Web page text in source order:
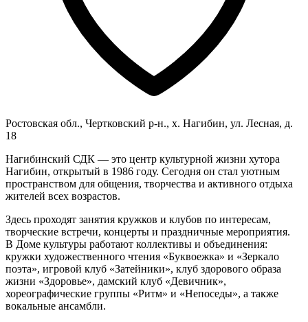
Ростовская обл., Чертковский р-н., х. Нагибин, ул. Лесная, д.
18
Нагибинский СДК — это центр культурной жизни хутора
Нагибин, открытый в 1986 году. Сегодня он стал уютным
пространством для общения, творчества и активного отдыха
жителей всех возрастов.
Здесь проходят занятия кружков и клубов по интересам,
творческие встречи, концерты и праздничные мероприятия.
В Доме культуры работают коллективы и объединения:
кружки художественного чтения «Буквоежка» и «Зеркало
поэта», игровой клуб «Затейники», клуб здорового образа
жизни «Здоровье», дамский клуб «Девичник»,
хореографические группы «Ритм» и «Непоседы», а также
вокальные ансамбли.